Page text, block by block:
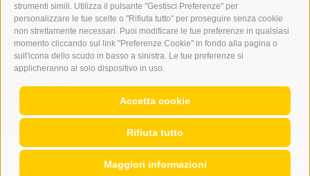
strumenti simili. Utilizza il pulsante "Gestisci Preferenze" per
personalizzare le tue scelte o "Rifiuta tutto" per proseguire senza cookie
non strettamente necessari. Puoi modificare le tue preferenze in qualsiasi
momento cliccando sul link "Preferenze Cookie" in fondo alla pagina o
sull'icona dello scudo in basso a sinistra. Le tue preferenze si
applicheranno al solo dispositivo in uso.
Accetta cookie
Rifiuta tutto
Maggiori informazioni
ANNUNCI
LINK UTILI
METEO
WEBCAM
VIDEO
NECROLOGI
|
Preferenze Cookies